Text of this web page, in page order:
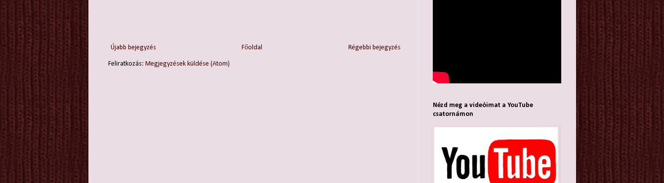
Újabb bejegyzés Régebbi bejegyzés
Főoldal
Feliratkozás: Megjegyzések küldése (Atom)
Nézd meg a videóimat a YouTube
csatornámon